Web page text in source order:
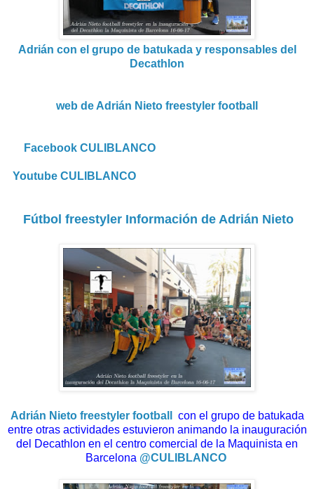
Adrián con el grupo de batukada y responsables del
Decathlon
web de Adrián Nieto freestyler football
Facebook CULIBLANCO
Youtube CULIBLANCO
Fútbol freestyler Información de Adrián Nieto
Adrián Nieto freestyler football
con el grupo de batukada
entre otras actividades estuvieron animando la inauguración
del Decathlon en el centro comercial de la Maquinista en
Barcelona @CULIBLANCO